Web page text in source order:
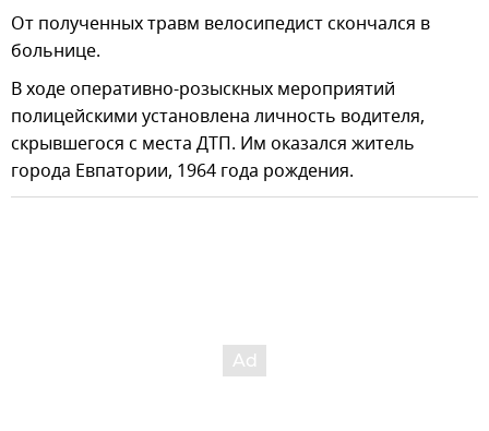
От полученных травм велосипедист скончался в
больнице.
В ходе оперативно-розыскных мероприятий
полицейскими установлена личность водителя,
скрывшегося с места ДТП. Им оказался житель
города Евпатории, 1964 года рождения.